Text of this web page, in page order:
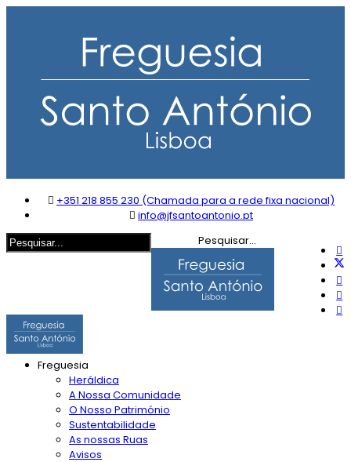
+351 218 855 230 (Chamada para a rede fixa nacional)
info@jfsantoantonio.pt
Pesquisar...
Freguesia
Heráldica
A Nossa Comunidade
O Nosso Património
Sustentabilidade
As nossas Ruas
Avisos